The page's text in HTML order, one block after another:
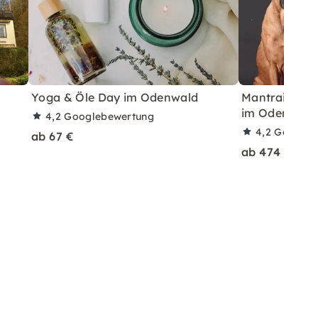
Yoga & Öle Day im Odenwald
4,2Googlebewertung
ab 67 €
Mantrailing
im Odenwald
4,2
ab 474 €